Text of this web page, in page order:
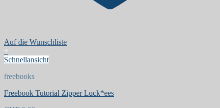
Auf die Wunschliste
+
Schnellansicht
freebooks
Freebook Tutorial Zipper Luck*ees